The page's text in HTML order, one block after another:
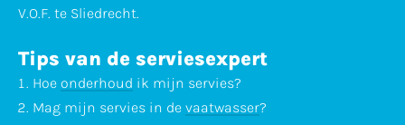
V.O.F. te Sliedrecht.
Tips van de serviesexpert
Hoe onderhoud ik mijn servies?
Mag mijn servies in de vaatwasser?